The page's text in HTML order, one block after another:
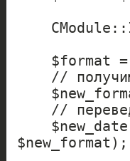
$new_format);